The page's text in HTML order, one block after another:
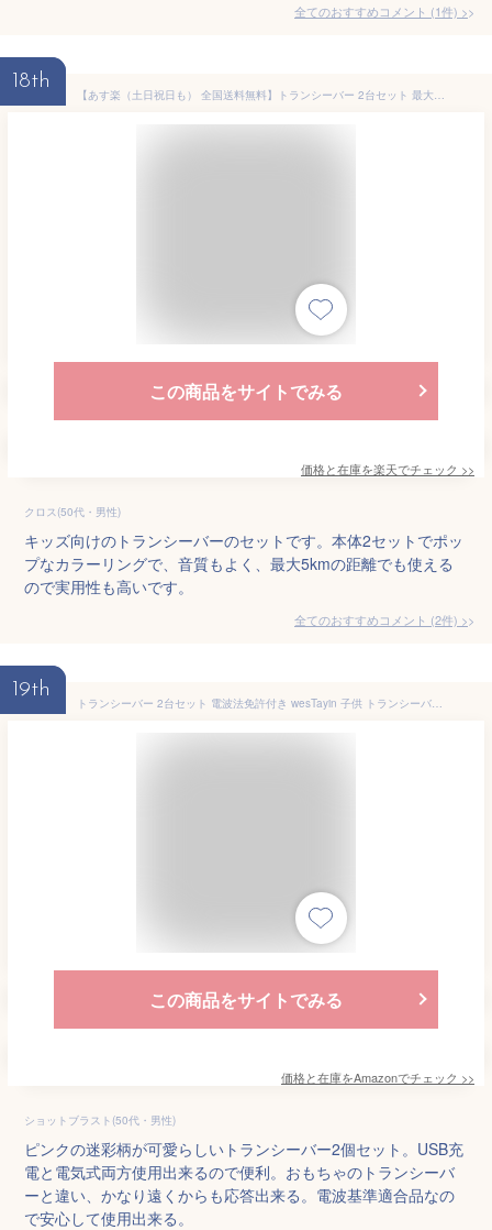
全てのおすすめコメント (1件) >
18th
【あす楽（土日祝日も） 全国送料無料】トランシーバー 2台セット 最大5km通話/20ch アウトドア お年玉 ハンディトランシーバー プレゼント 玩具 おもちゃ 小学生 男の子 女の子 3歳 4歳 5歳 クリスマス クリスマスプレゼント
この商品をサイトでみる
価格と在庫を楽天でチェック >>
クロス(50代・男性)
キッズ向けのトランシーバーのセットです。本体2セットでポッ
プなカラーリングで、音質もよく、最大5kmの距離でも使える
ので実用性も高いです。
全てのおすすめコメント (2件) >
19th
トランシーバー 2台セット 電波法免許付き wesTayin 子供 トランシーバー 子供 小型軽量 特定小電力トランシーバー USBケーブル充電 こども向けトランシーバー おもちゃ 10mW低放射線 免許不要 プレゼン適用 総務省技術基準適合商品 ピンク迷彩
この商品をサイトでみる
価格と在庫をAmazonでチェック >>
ショットブラスト(50代・男性)
ピンクの迷彩柄が可愛らしいトランシーバー2個セット。USB充
電と電気式両方使用出来るので便利。おもちゃのトランシーバ
ーと違い、かなり遠くからも応答出来る。電波基準適合品なの
で安心して使用出来る。